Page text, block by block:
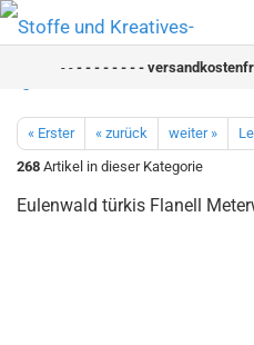
- -- - - - - - - -
« Erster « zurück weiter »
268 Artikel in dieser Kategorie
Eulenwald türkis Flanell